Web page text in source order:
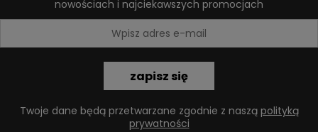
nowościach i najciekawszych promocjach
zapisz się
Twoje dane będą przetwarzane zgodnie z naszą polityką
prywatności